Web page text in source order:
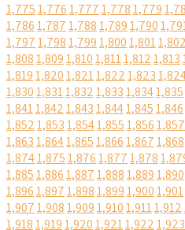
1,7751,7761,7771,7781,779
1,7861,7871,7881,7891,790
1,7971,7981,7991,8001,8011,802
1,8081,8091,8101,8111,8121,813
1,8191,8201,8211,8221,823
1,8301,8311,8321,8331,8341,835
1,8411,8421,8431,8441,8451,846
1,8521,8531,8541,8551,8561,857
1,8631,8641,8651,8661,8671,868
1,8741,8751,8761,8771,878
1,8851,8861,8871,8881,8891,890
1,8961,8971,8981,8991,9001,901
1,9071,9081,9091,9101,9111,912
1,9181,9191,9201,9211,9221,923